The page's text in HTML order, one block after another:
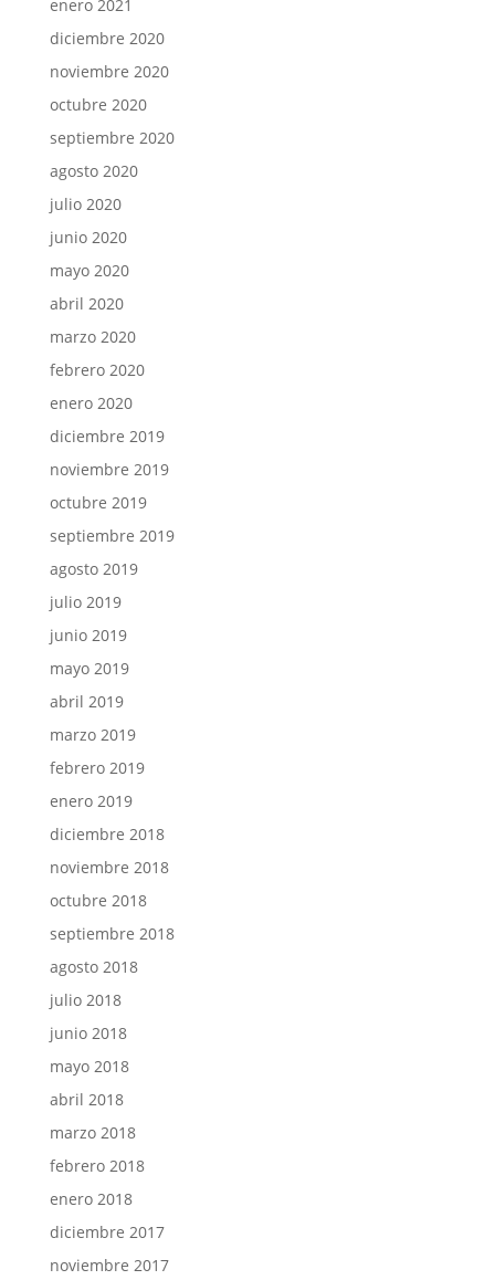
enero 2021
diciembre 2020
noviembre 2020
octubre 2020
septiembre 2020
agosto 2020
julio 2020
junio 2020
mayo 2020
abril 2020
marzo 2020
febrero 2020
enero 2020
diciembre 2019
noviembre 2019
octubre 2019
septiembre 2019
agosto 2019
julio 2019
junio 2019
mayo 2019
abril 2019
marzo 2019
febrero 2019
enero 2019
diciembre 2018
noviembre 2018
octubre 2018
septiembre 2018
agosto 2018
julio 2018
junio 2018
mayo 2018
abril 2018
marzo 2018
febrero 2018
enero 2018
diciembre 2017
noviembre 2017